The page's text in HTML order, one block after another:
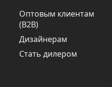
Оптовым клиентам
(В2В)
Дизайнерам
Стать дилером